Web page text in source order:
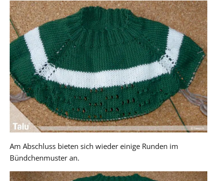
Am Abschluss bieten sich wieder einige Runden im
Bündchenmuster an.